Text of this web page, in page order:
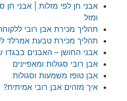
חן לפי מזלות | אבני חן סגולות |
מכירת אבן רובי ללקוחה
מכירת טבעת אמרלד ללקוח
החושן – האבנים בבגדו של הכהן
רובי סגולות ומאפיינים
טופז משמעות וסגולות
מזהים אבן רובי אמיתית?